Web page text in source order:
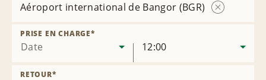
Aéroport international de Bangor (BGR)
Date
PRISE EN CHARGE*
12:00
RETOUR*